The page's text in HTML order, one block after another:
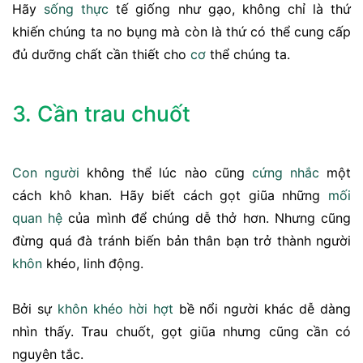
Hãy sống thực tế giống như gạo, không chỉ là thứ
khiến chúng ta no bụng mà còn là thứ có thể cung cấp
đủ dưỡng chất cần thiết cho cơ thể chúng ta.
3. Cần trau chuốt
Con người không thể lúc nào cũng cứng nhắc một
cách khô khan. Hãy biết cách gọt giũa những mối
quan hệ của mình để chúng dễ thở hơn. Nhưng cũng
đừng quá đà tránh biến bản thân bạn trở thành người
khôn khéo, linh động.
Bởi sự khôn khéo hời hợt bề nổi người khác dễ dàng
nhìn thấy. Trau chuốt, gọt giũa nhưng cũng cần có
nguyên tắc.